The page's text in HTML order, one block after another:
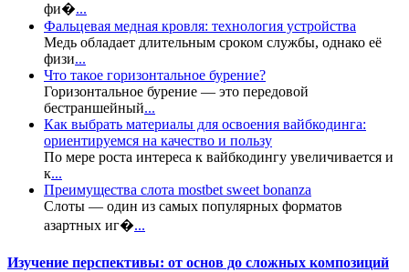
фи�...
Фальцевая медная кровля: технология устройства
Медь обладает длительным сроком службы, однако её
физи...
Что такое горизонтальное бурение?
Горизонтальное бурение — это передовой
бестраншейный...
Как выбрать материалы для освоения вайбкодинга:
ориентируемся на качество и пользу
По мере роста интереса к вайбкодингу увеличивается и
к...
Преимущества слота mostbet sweet bonanza
Слоты — один из самых популярных форматов
азартных иг�...
Изучение перспективы: от основ до сложных композиций